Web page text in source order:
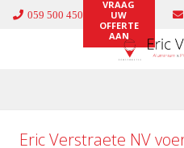
059 500 450
VRAAG
UW
OFFERTE
AAN
Eric Verstraete NV